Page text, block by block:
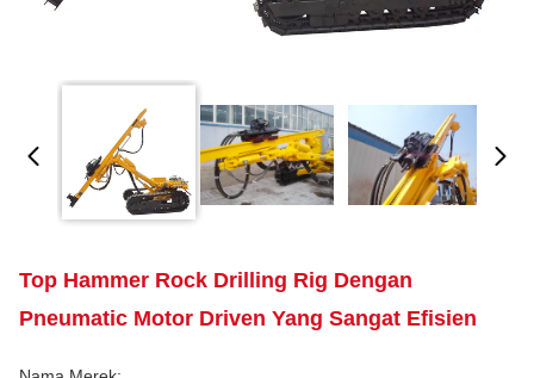
Top Hammer Rock Drilling Rig Dengan
Pneumatic Motor Driven Yang Sangat Efisien